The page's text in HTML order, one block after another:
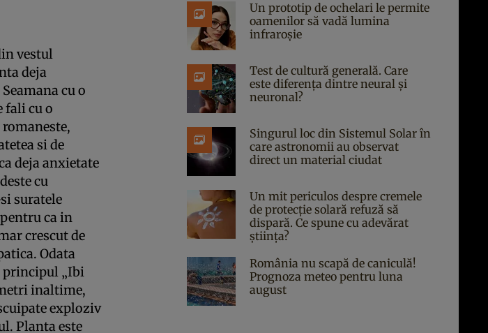
vestul
deja
cu o
fali cu o
si de
deja anxietate
cu
suratele
ca in
crescut de
Odata
principul „Ibi
inaltime,
exploziv
Planta este
Un prototip de ochelari le permite
oamenilor să vadă lumina
infraroșie
Test de cultură generală. Care
este diferența dintre neural și
neuronal?
Singurul loc din Sistemul Solar în
care astronomii au observat
direct un material ciudat
Un mit periculos despre cremele
de protecție solară refuză să
dispară. Ce spune cu adevărat
știința?
România nu scapă de caniculă!
Prognoza meteo pentru luna
august